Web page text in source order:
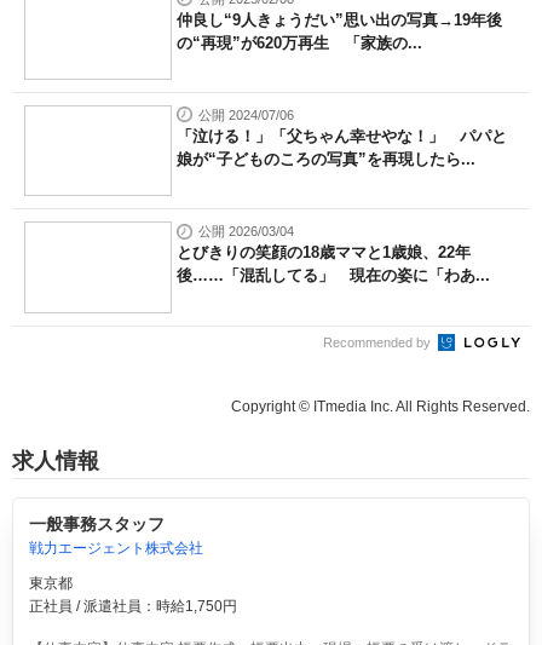
仲良し“9人きょうだい”思い出の写真→19年後
の“再現”が620万再生 「家族の...
公開 2024/07/06
「泣ける！」「父ちゃん幸せやな！」 パパと
娘が“子どものころの写真”を再現したら...
公開 2026/03/04
とびきりの笑顔の18歳ママと1歳娘、22年
後……「混乱してる」 現在の姿に「わあ...
Recommended by
Copyright © ITmedia Inc. All Rights Reserved.
求人情報
一般事務スタッフ
戦力エージェント株式会社
東京都
正社員 / 派遣社員：時給1,750円